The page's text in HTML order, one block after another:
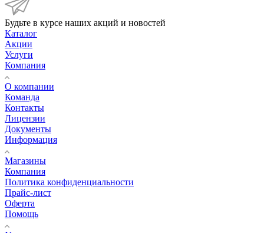
Будьте в курсе наших акций и новостей
Каталог
Акции
Услуги
Компания
О компании
Команда
Контакты
Лицензии
Документы
Информация
Магазины
Компания
Политика конфиденциальности
Прайс-лист
Оферта
Помощь